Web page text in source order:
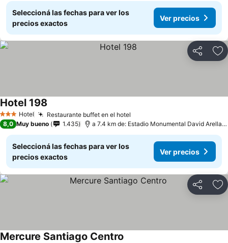
Seleccioná las fechas para ver los
precios exactos
Ver precios
Compartir
3 Estrellas
Hotel Restaurante buffet en el hotel
Hotel 198
8,0 Muy bueno 1.435 a 7.4 km de: Estadio Monumental David Arellano
Seleccioná las fechas para ver los
precios exactos
Ver precios
Compartir
Mercure Santiago Centro